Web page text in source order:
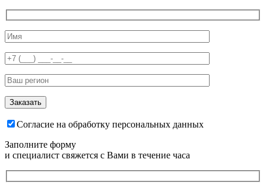
Согласие на обработку персональных данных
Заполните форму
и специалист свяжется с Вами в течение часа